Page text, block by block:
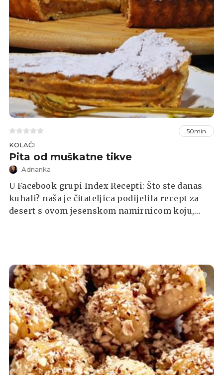
50min
KOLAČI
Pita od muškatne tikve
Adnanka
U Facebook grupi Index Recepti: Što ste danas
kuhali? naša je čitateljica podijelila recept za
desert s ovom jesenskom namirnicom koju,